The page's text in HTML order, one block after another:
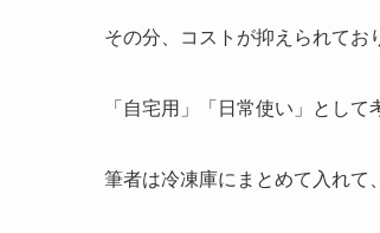
その分、コストが抑えられてお
「自宅用」「日常使い」とし
筆者は冷凍庫にまとめて入れて